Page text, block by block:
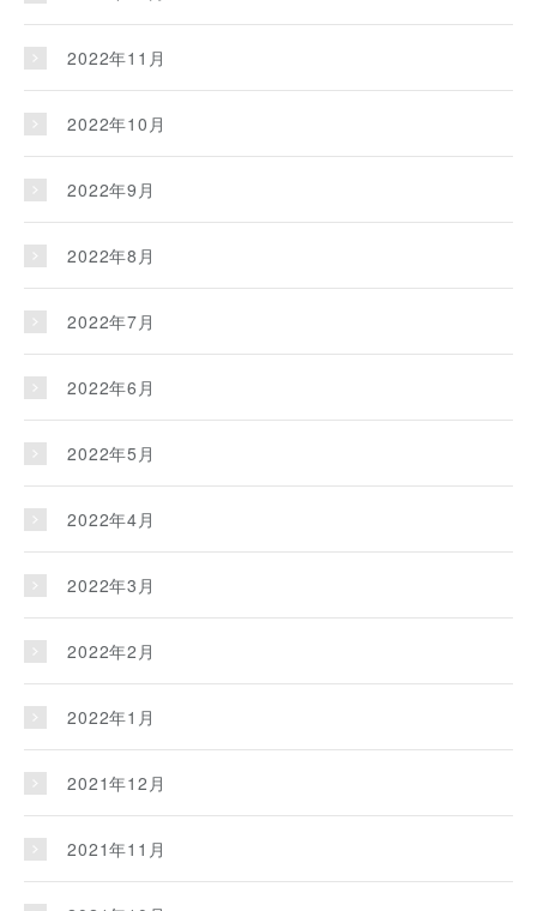
2022年11月
2022年10月
2022年9月
2022年8月
2022年7月
2022年6月
2022年5月
2022年4月
2022年3月
2022年2月
2022年1月
2021年12月
2021年11月